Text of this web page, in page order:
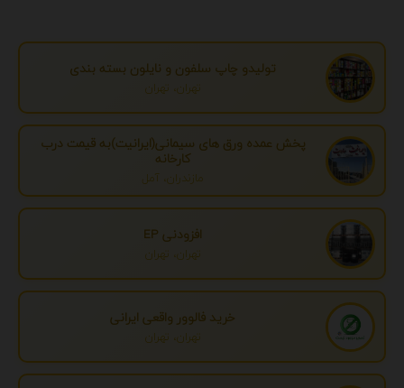
تولیدو چاپ سلفون و نایلون بسته بندی
تهران، تهران
پخش عمده ورق های سیمانی(ایرانیت)به قیمت درب
کارخانه
مازندران، آمل
افزودنی EP
تهران، تهران
خرید فالوور واقعی ایرانی
تهران، تهران